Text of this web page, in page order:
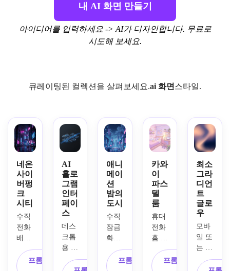
내 AI 화면 만들기
아이디어를 입력하세요 -> AI가 디자인합니다. 무료로
시도해 보세요.
큐레이팅된 컬렉션을 살펴보세요.ai 화면 스타일.
네온
사이
버펑
크
시티
수직
전화
배경
화면
으로 프롬프트 복
AI
홀로
그램
인터
페이
스
데스
크톱
용 깨
끗하
고 미
애니
메이
션
밤의
도시
수직
잠금
화면
벽지,
빛나프롬프트 복
카와
이
파스
텔
룸
휴대
전화
홈 화
면 벽
지,
프롬프트 복
최소
그라
디언
트
글로
우
모바
일 또
는 데
스크
톱 화